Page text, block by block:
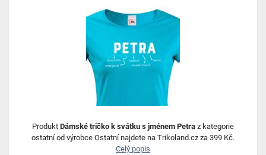
Produkt Dámské tričko k svátku s jménem Petra z kategorie
ostatní od výrobce Ostatní najdete na Trikoland.cz za 399 Kč.
Celý popis